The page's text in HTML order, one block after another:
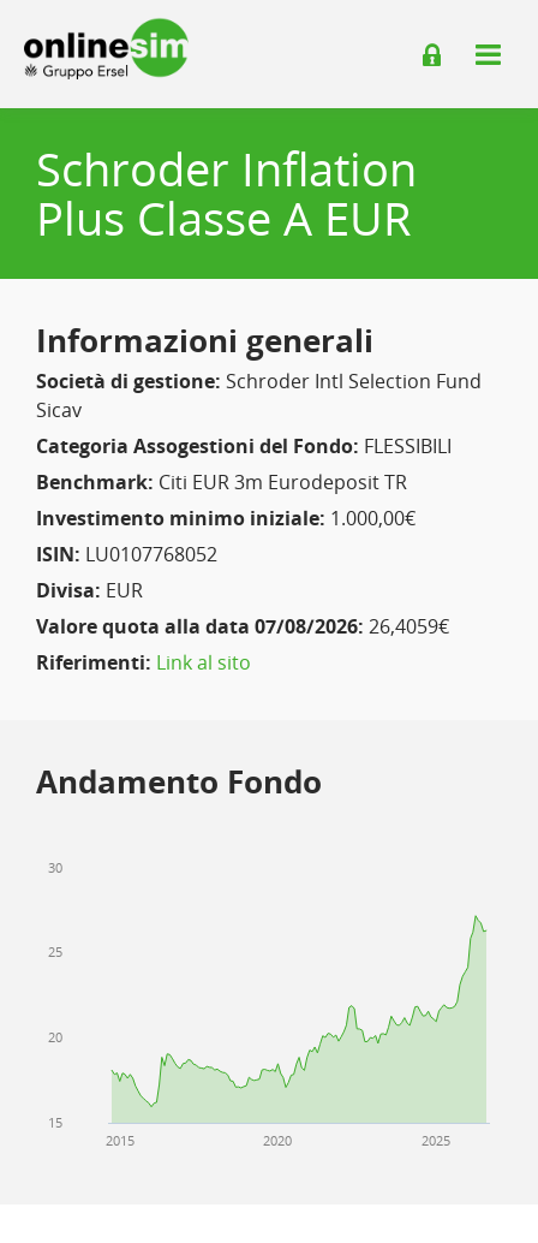
Schroder Inflation
Plus Classe A EUR
Informazioni generali
Società di gestione: Schroder Intl Selection Fund
Sicav
Categoria Assogestioni del Fondo: FLESSIBILI
Benchmark: Citi EUR 3m Eurodeposit TR
Investimento minimo iniziale: 1.000,00€
ISIN: LU0107768052
Divisa: EUR
Valore quota alla data 07/08/2026: 26,4059€
Riferimenti: Link al sito
Andamento Fondo
2020
2015 2025
15
20
25
30